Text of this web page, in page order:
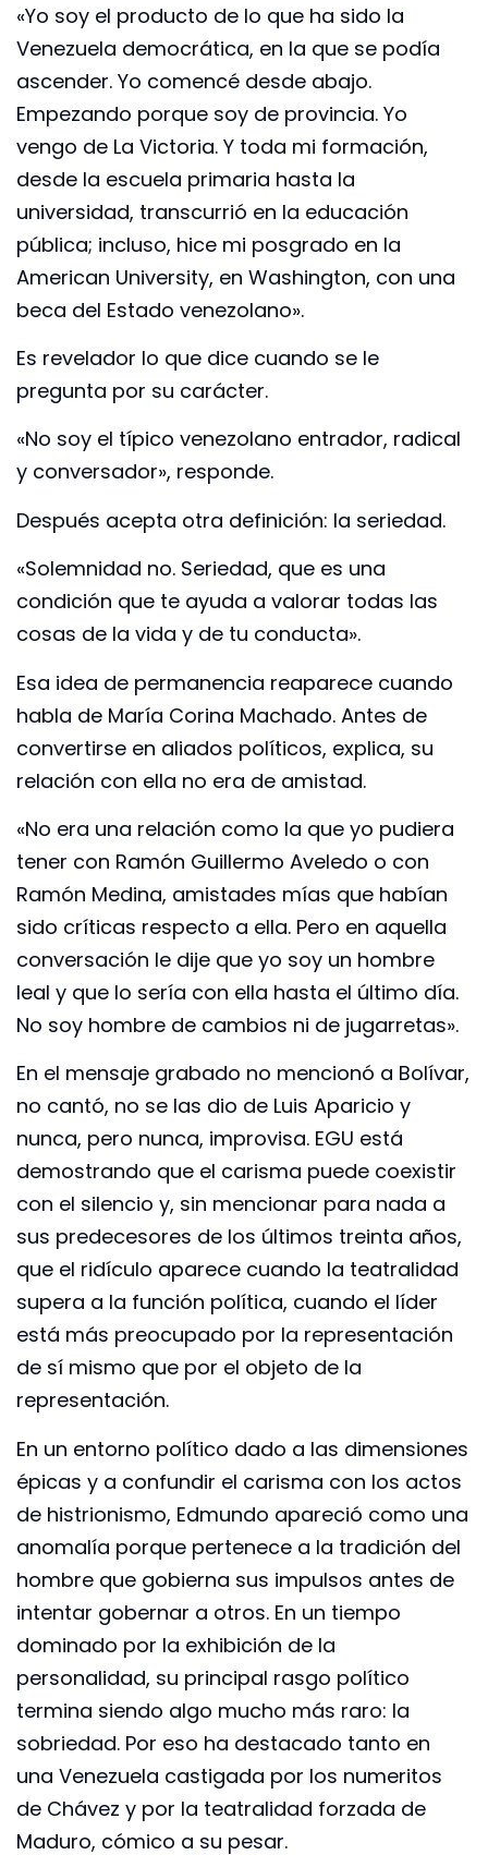
«Yo soy el producto de lo que ha sido la
Venezuela democrática, en la que se podía
ascender. Yo comencé desde abajo.
Empezando porque soy de provincia. Yo
vengo de La Victoria. Y toda mi formación,
desde la escuela primaria hasta la
universidad, transcurrió en la educación
pública; incluso, hice mi posgrado en la
American University, en Washington, con una
beca del Estado venezolano».
Es revelador lo que dice cuando se le
pregunta por su carácter.
«No soy el típico venezolano entrador, radical
y conversador», responde.
Después acepta otra definición: la seriedad.
«Solemnidad no. Seriedad, que es una
condición que te ayuda a valorar todas las
cosas de la vida y de tu conducta».
Esa idea de permanencia reaparece cuando
habla de María Corina Machado. Antes de
convertirse en aliados políticos, explica, su
relación con ella no era de amistad.
«No era una relación como la que yo pudiera
tener con Ramón Guillermo Aveledo o con
Ramón Medina, amistades mías que habían
sido críticas respecto a ella. Pero en aquella
conversación le dije que yo soy un hombre
leal y que lo sería con ella hasta el último día.
No soy hombre de cambios ni de jugarretas».
En el mensaje grabado no mencionó a Bolívar,
no cantó, no se las dio de Luis Aparicio y
nunca, pero nunca, improvisa. EGU está
demostrando que el carisma puede coexistir
con el silencio y, sin mencionar para nada a
sus predecesores de los últimos treinta años,
que el ridículo aparece cuando la teatralidad
supera a la función política, cuando el líder
está más preocupado por la representación
de sí mismo que por el objeto de la
representación.
En un entorno político dado a las dimensiones
épicas y a confundir el carisma con los actos
de histrionismo, Edmundo apareció como una
anomalía porque pertenece a la tradición del
hombre que gobierna sus impulsos antes de
intentar gobernar a otros. En un tiempo
dominado por la exhibición de la
personalidad, su principal rasgo político
termina siendo algo mucho más raro: la
sobriedad. Por eso ha destacado tanto en
una Venezuela castigada por los numeritos
de Chávez y por la teatralidad forzada de
Maduro, cómico a su pesar.